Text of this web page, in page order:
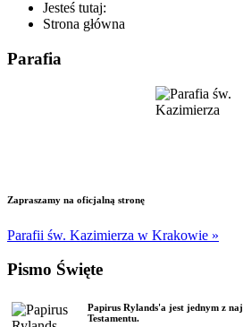
Jesteś tutaj:
Strona główna
Parafia
Zapraszamy na oficjalną stronę
Parafii św. Kazimierza w Krakowie »
Pismo Święte
Papirus Rylands'a jest jednym z
Testamentu.